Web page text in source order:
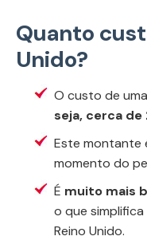
Quanto
Unido?
O custo de
seja, cerca de
Este montante
momento do
É muito mais
o que
Reino Unido.